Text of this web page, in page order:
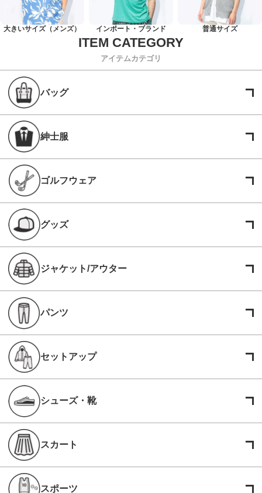
大きいサイズ（メンズ） インポート・ブランド 普通サイズ
アイテムカテゴリ
バッグ
紳士服
ゴルフウェア
グッズ
ジャケット/アウター
パンツ
セットアップ
シューズ・靴
スカート
スポーツ